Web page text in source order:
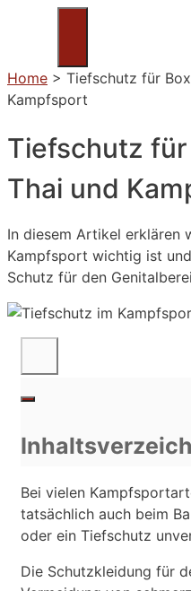
Home > Tiefschutz für
Kampfsport
Tiefschutz
Thai und
In diesem Artikel erklären
Kampfsport wichtig ist
Schutz für den
Bei vielen
tatsächlich auch beim
oder ein Tiefschutz
Die Schutzkleidung für